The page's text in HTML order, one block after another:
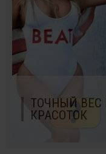
ТОЧНЫЙ ВЕС
КРАСОТОК